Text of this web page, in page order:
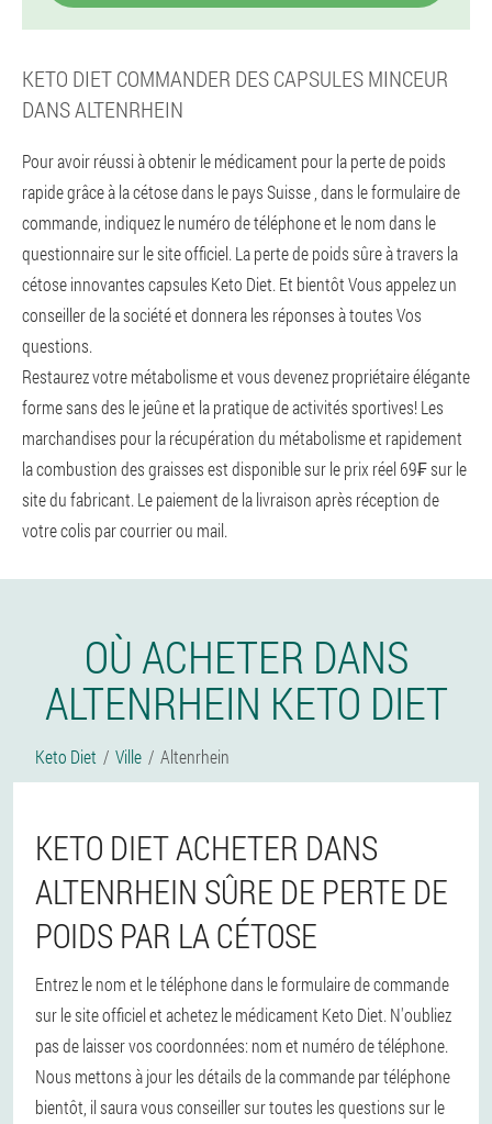
KETO DIET COMMANDER DES CAPSULES MINCEUR
DANS ALTENRHEIN
Pour avoir réussi à obtenir le médicament pour la perte de poids
rapide grâce à la cétose dans le pays Suisse , dans le formulaire de
commande, indiquez le numéro de téléphone et le nom dans le
questionnaire sur le site officiel. La perte de poids sûre à travers la
cétose innovantes capsules Keto Diet. Et bientôt Vous appelez un
conseiller de la société et donnera les réponses à toutes Vos
questions.
Restaurez votre métabolisme et vous devenez propriétaire élégante
forme sans des le jeûne et la pratique de activités sportives! Les
marchandises pour la récupération du métabolisme et rapidement
la combustion des graisses est disponible sur le prix réel 69₣ sur le
site du fabricant. Le paiement de la livraison après réception de
votre colis par courrier ou mail.
OÙ ACHETER DANS
ALTENRHEIN KETO DIET
Keto Diet Ville Altenrhein
KETO DIET ACHETER DANS
ALTENRHEIN SÛRE DE PERTE DE
POIDS PAR LA CÉTOSE
Entrez le nom et le téléphone dans le formulaire de commande
sur le site officiel et achetez le médicament Keto Diet. N'oubliez
pas de laisser vos coordonnées: nom et numéro de téléphone.
Nous mettons à jour les détails de la commande par téléphone
bientôt, il saura vous conseiller sur toutes les questions sur le